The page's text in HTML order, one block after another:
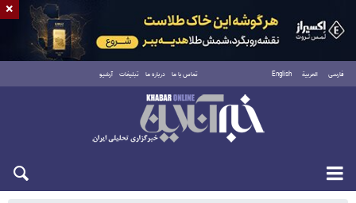
فارسی العربية English تماس با ما درباره ما تبلیغات آرشیو
پنجشنبه ۱۵ مرداد ۱۴۰۵
×